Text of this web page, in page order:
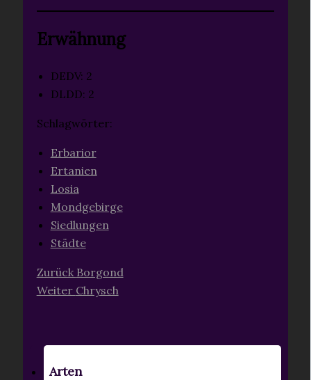
Arten
Erwähnung
DEDV: 2
DLDD: 2
Schlagwörter:
Erbarior
Ertanien
Losia
Mondgebirge
Siedlungen
Städte
Zurück Borgond
Weiter Chrysch